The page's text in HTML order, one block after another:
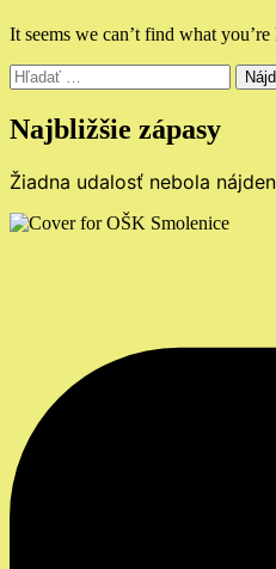
It seems we can’t find what
Hľadať:
Najbližšie zápasy
Žiadna udalosť nebola